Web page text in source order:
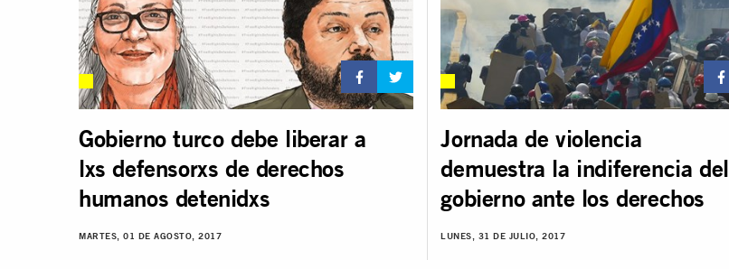
Gobierno turco debe liberar a
lxs defensorxs de derechos
humanos detenidxs
MARTES, 01 DE AGOSTO, 2017
Jornada de violencia
demuestra la indiferencia del
gobierno ante los derechos
LUNES, 31 DE JULIO, 2017